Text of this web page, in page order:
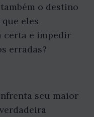
o destino
eles
certa e impedir
erradas?
seu maior